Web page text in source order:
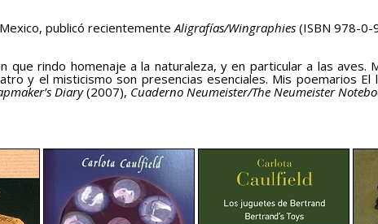
publicó recientemente Aligrafías/Wingraphies (ISBN 978-
que rindo homenaje a la naturaleza, y en particular a las
y el misticismo son presencias esenciales. Mis poemarios El
Diary(2007), Cuaderno Neumeister/The Neumeister